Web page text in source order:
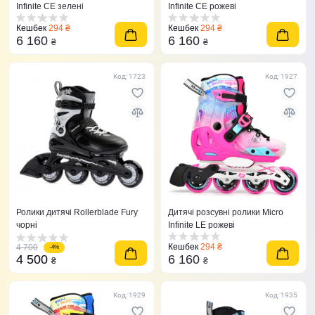
Infinite CE зелені
Кешбек 294 ₴
6 160 ₴
Infinite CE рожеві
Кешбек 294 ₴
6 160 ₴
Код: 1723
Ролики дитячі Rollerblade Fury
чорні
4 700 -4%
4 500 ₴
Код: 1927
Дитячі розсувні ролики Micro
Infinite LE рожеві
Кешбек 294 ₴
6 160 ₴
Код: 1929 Код: 1935